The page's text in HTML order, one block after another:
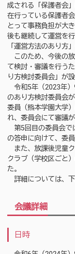
成される「保護者会
在行っている保護者
とって事務負担が大
後も継続して運営を
「運営方法のあり方
このため、今後の
て検討・審議を行う
り方検討委員会」が
令和5年（2023年）
のあり方検討委員会
委員（熊本学園大学
れ、委員会にて審議
第5回目の委員会で
の答申に向けて、委
また、放課後児童
クラブ（学校区ごと
た。
詳細については、下
会議詳細
日時